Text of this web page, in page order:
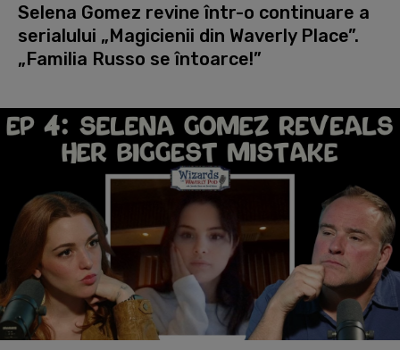
Selena Gomez revine într-o continuare a
serialului „Magicienii din Waverly Place”.
„Familia Russo se întoarce!”